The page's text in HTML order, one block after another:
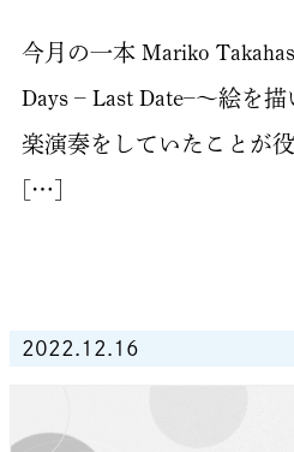
今月の一本 Mariko
Days – Last Date–〜絵を
楽演奏をしていたことが
[…]
2022.12.16